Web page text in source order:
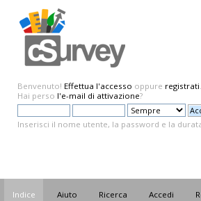
Benvenuto! Effettua l'accesso oppure registrati.
Hai perso l'e-mail di attivazione?
Inserisci il nome utente, la password e la
Indice Aiuto Ricerca Accedi